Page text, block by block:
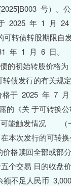
号）。
2025 年 1 月 24
转债转股期限自
年 1 月 6 日。
的初始转股价
债发行的有关规
于 2025 年 7
《关 于可转换公
可能触发情况
次发行的可转
价格赎回全部或
个交易 日的收盘
足人民币